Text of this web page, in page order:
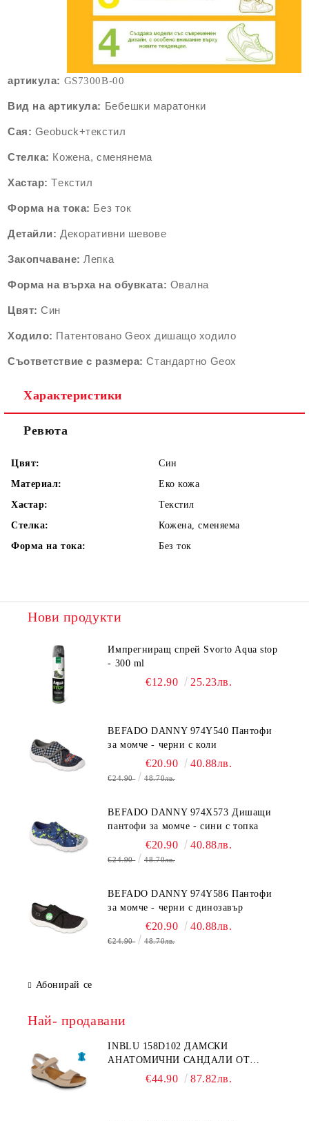
артикула: GS7300B-00
Вид на артикула: Бебешки маратонки
Сая: Geobuck+текстил
Стелка: Кожена, сменянема
Хастар: Tекстил
Форма на тока: Без ток
Детайли: Декоративни шевове
Закопчаване: Лепка
Форма на върха на обувката: Овална
Цвят:Син
Ходило: Патентовано Geox дишащо ходило
Съответствие с размера:Стандартно Geox
Характеристики
Ревюта
Цвят:
Син
Материал:
Еко кожа
Хастар:
Текстил
Стелка:
Кожена, сменяема
Форма на тока:
Без ток
Нови продукти
Импрегниращ спрей Svorto Aqua stop
- 300 ml
€12.90 25.23лв.
BEFADO DANNY 974Y540 Пантофи
за момче - черни с коли
€20.90 40.88лв.
€24.90 48.70лв.
BEFADO DANNY 974X573 Дишащи
пантофи за момче - сини с топка
€20.90 40.88лв.
€24.90 48.70лв.
BEFADO DANNY 974Y586 Пантофи
за момче - черни с динозавър
€20.90 40.88лв.
€24.90 48.70лв.
Абонирай се
Най- продавани
INBLU 158D102 ДАМСКИ
АНАТОМИЧНИ САНДАЛИ ОТ
ЕСТЕСТВЕНА КОЖА, БЕЖОВИ
€44.90 87.82лв.